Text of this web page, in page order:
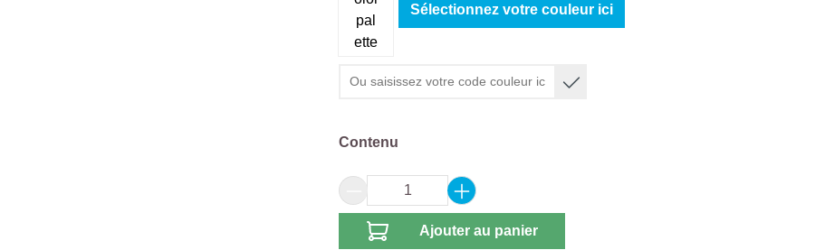
Sélectionnez votre couleur ici
Sélectionnez
Contenu
Quantité de produit : Entrez la quantité souhaitée
Ajouter au panier